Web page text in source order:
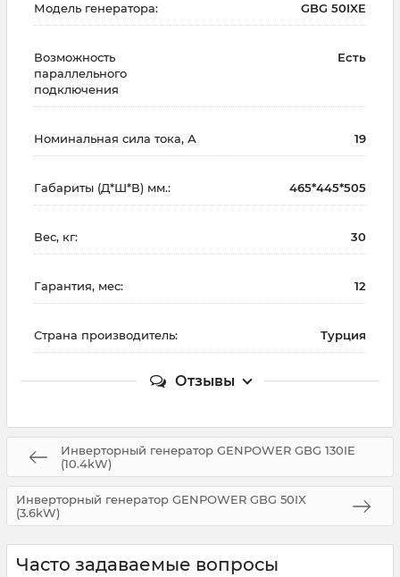
Модель генератора: GBG 50IXE
Возможность
параллельного
подключения
Есть
Номинальная сила тока, А 19
Габариты (Д*Ш*В) мм.: 465*445*505
Вес, кг: 30
Гарантия, мес: 12
Страна производитель: Турция
Отзывы
Инверторный генератор GENPOWER GBG 130IE
(10.4kW)
Инверторный генератор GENPOWER GBG 50IX
(3.6kW)
Часто задаваемые вопросы